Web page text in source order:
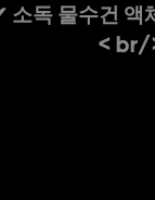
소독 물수건
< br/